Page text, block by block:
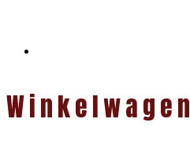
Winkelwagen